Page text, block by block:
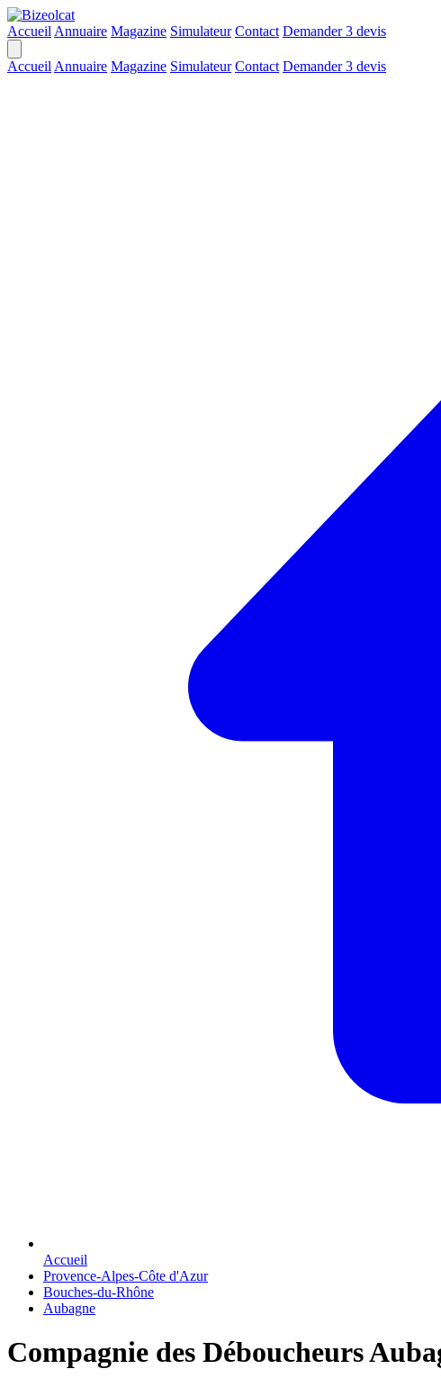
Accueil Annuaire Magazine Simulateur Contact Demander 3 devis
Accueil Annuaire Magazine Simulateur Contact Demander 3 devis
Accueil
Provence-Alpes-Côte d'Azur
Bouches-du-Rhône
Aubagne
Compagnie des Déboucheurs